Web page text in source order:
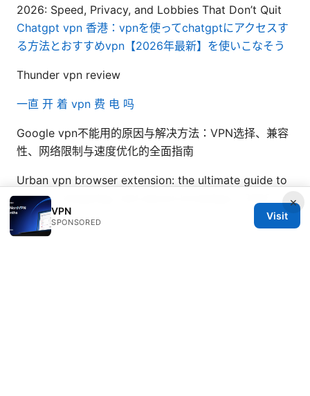
2026: Speed, Privacy, and Lobbies That Don’t Quit
Chatgpt vpn 香港：vpnを使ってchatgptにアクセスす
る方法とおすすめvpn【2026年最新】を使いこなそう
Thunder vpn review
一直 开 着 vpn 费 电 吗
Google vpn不能用的原因与解决方法：VPN选择、兼容
性、网络限制与速度优化的全面指南
Urban vpn browser extension: the ultimate guide to
privacy, streaming, and secure browsing in 2025
×
VPN
SPONSORED
Visit